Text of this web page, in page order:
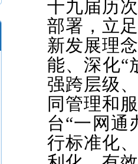
十九届历
部署，立
新发展理
能、深化“
强跨层级
同管理和
台“一网通
行标准化